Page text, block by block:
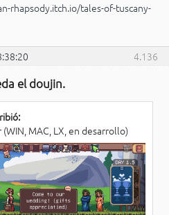
rhapsody.itch.io/tales-of-tuscany-
4.136
el doujin.
MAC, LX, en desarrollo)